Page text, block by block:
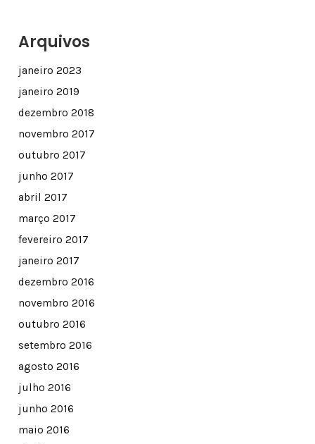
Arquivos
janeiro 2023
janeiro 2019
dezembro 2018
novembro 2017
outubro 2017
junho 2017
abril 2017
março 2017
fevereiro 2017
janeiro 2017
dezembro 2016
novembro 2016
outubro 2016
setembro 2016
agosto 2016
julho 2016
junho 2016
maio 2016